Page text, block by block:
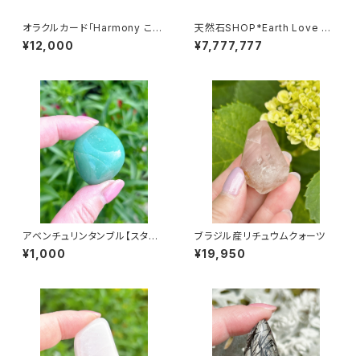
オラクルカード「Harmony こと
むけやわす」ハーモニーカード-
英語語版-はせくらみゆきによる
¥12,000
天然石SHOP*Earth Love Mi
neral*by若草本舗について
¥7,777,777
アベンチュリンタンブル【スタッフ
おすすめランダム配送】
¥1,000
ブラジル産リチュウムクォーツ
¥19,950